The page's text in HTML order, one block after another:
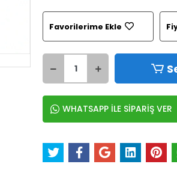
Favorilerime Ekle
WHATSAPP İLE SİPARİŞ VER